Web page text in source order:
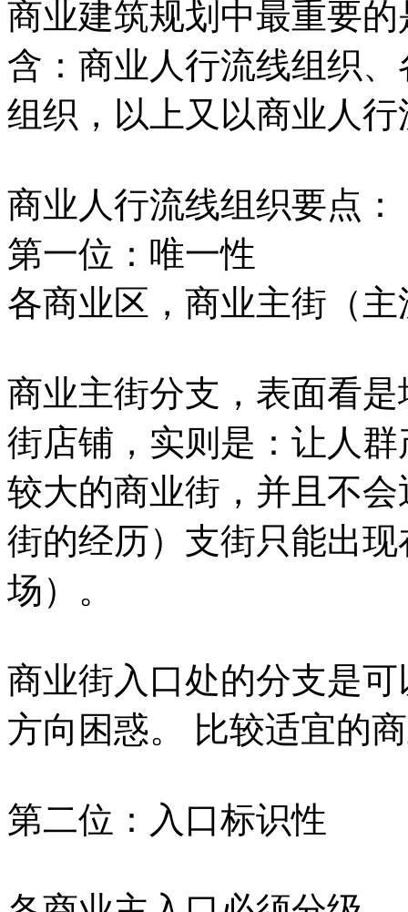
商业建筑规划中最重要
含：商业人行流线组织
组织，以上又以商业人
商业人行流线组织要点：
第一位：唯一性
各商业区，商业主街（
商业主街分支，表面看
街店铺，实则是：让人
较大的商业街，并且不
街的经历）支街只能出
场）。
商业街入口处的分支是
方向困惑。 比较适宜的
第二位：入口标识性